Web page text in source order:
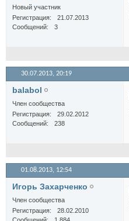
Новый участник
Регистрация
21.07.2013
Сообщений
3
30.07.2013, 20:19
balabol
Член сообщества
Регистрация
29.02.2012
Сообщений
238
01.08.2013, 12:54
Игорь Захарченко
Член сообщества
Регистрация
28.02.2010